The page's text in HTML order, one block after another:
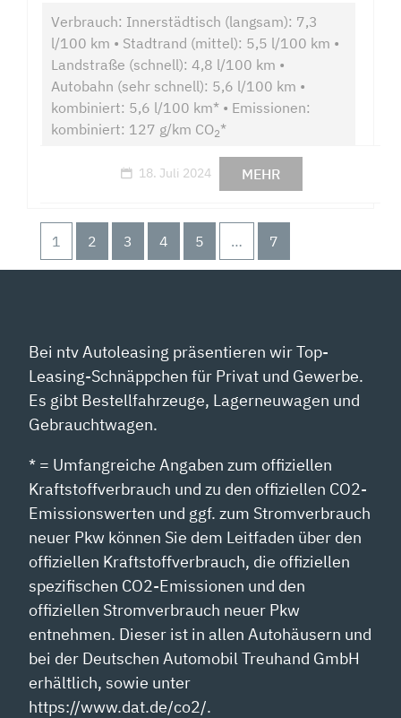
Verbrauch: Innerstädtisch (langsam): 7,3
l/100 km • Stadtrand (mittel): 5,5 l/100 km •
Landstraße (schnell): 4,8 l/100 km •
Autobahn (sehr schnell): 5,6 l/100 km •
kombiniert: 5,6 l/100 km* • Emissionen:
kombiniert: 127 g/km CO2*
18. Juli 2024 MEHR
1 2 3 4 5 … 7
Bei ntv Autoleasing präsentieren wir Top-
Leasing-Schnäppchen für Privat und Gewerbe.
Es gibt Bestellfahrzeuge, Lagerneuwagen und
Gebrauchtwagen.
* = Umfangreiche Angaben zum offiziellen
Kraftstoffverbrauch und zu den offiziellen CO2-
Emissionswerten und ggf. zum Stromverbrauch
neuer Pkw können Sie dem Leitfaden über den
offiziellen Kraftstoffverbrauch, die offiziellen
spezifischen CO2-Emissionen und den
offiziellen Stromverbrauch neuer Pkw
entnehmen. Dieser ist in allen Autohäusern und
bei der Deutschen Automobil Treuhand GmbH
erhältlich, sowie unter
https://www.dat.de/co2/.